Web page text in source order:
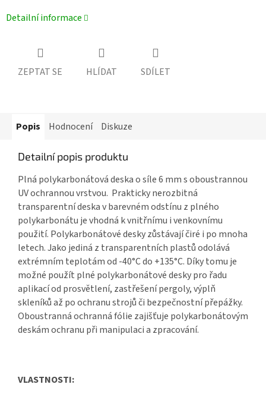
Detailní informace
ZEPTAT SE HLÍDAT SDÍLET
Popis Hodnocení Diskuze
Detailní popis produktu
Plná polykarbonátová deska o síle 6 mms oboustrannou
UV ochrannou vrstvou. Prakticky nerozbitná
transparentní deska v barevném odstínu z plného
polykarbonátu je vhodná k vnitřnímu i venkovnímu
použití. Polykarbonátové deskyzůstávají čiré i po mnoha
letech. Jako jediná z transparentních plastů odolává
extrémním teplotám od -40°C do +135°C. Díky tomu je
možné použít plné polykarbonátové deskypro řadu
aplikací od prosvětlení, zastřešení pergoly, výplň
skleníků až po ochranu strojů či bezpečnostní přepážky.
Oboustranná ochranná fólie zajišťuje polykarbonátovým
deskámochranu při manipulaci a zpracování.
VLASTNOSTI: